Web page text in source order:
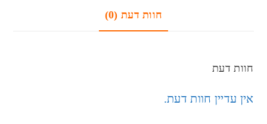
חוות דעת (0)
חוות דעת
אין עדיין חוות דעת.